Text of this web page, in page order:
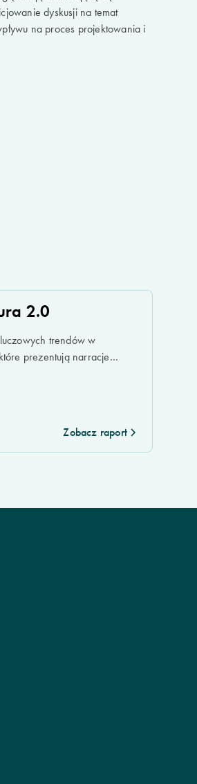
dyskusji na temat
na proces projektowania i
2.0
trendów w
prezentują narracje
Zobacz raport